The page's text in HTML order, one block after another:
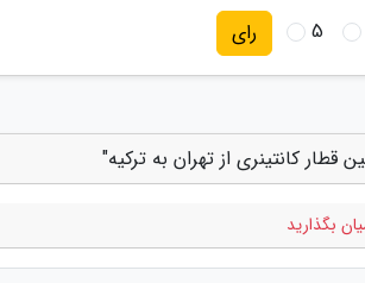
5 رای
کانتینری از تهران به ترکیه"
بگذارید